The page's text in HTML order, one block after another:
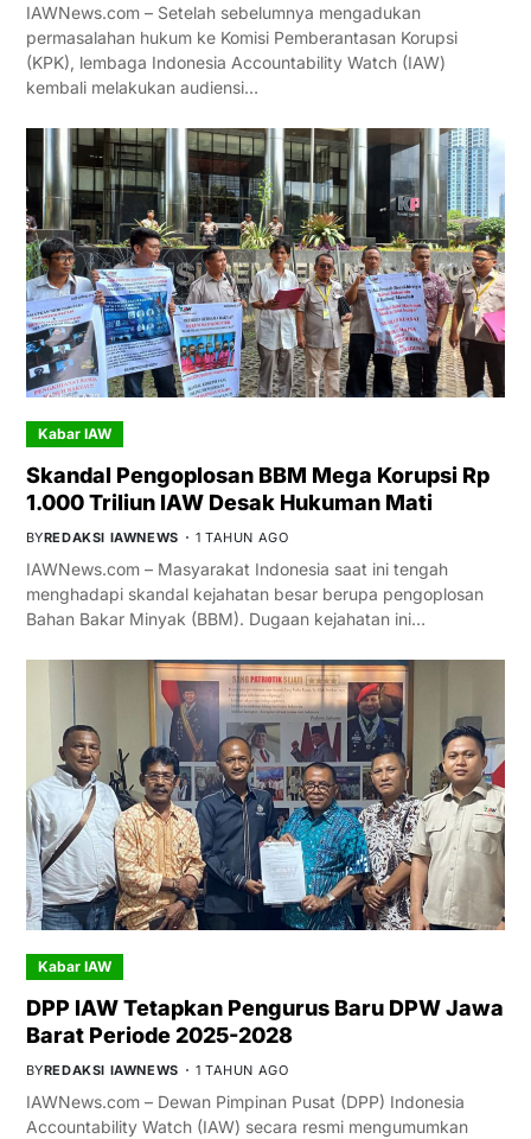
IAWNews.com – Setelah sebelumnya mengadukan
permasalahan hukum ke Komisi Pemberantasan Korupsi
(KPK), lembaga Indonesia Accountability Watch (IAW)
kembali melakukan audiensi…
Kabar IAW
Skandal Pengoplosan BBM Mega Korupsi Rp
1.000 Triliun IAW Desak Hukuman Mati
BYREDAKSI IAWNEWS 1 TAHUN AGO
IAWNews.com – Masyarakat Indonesia saat ini tengah
menghadapi skandal kejahatan besar berupa pengoplosan
Bahan Bakar Minyak (BBM). Dugaan kejahatan ini…
Kabar IAW
DPP IAW Tetapkan Pengurus Baru DPW Jawa
Barat Periode 2025-2028
BYREDAKSI IAWNEWS 1 TAHUN AGO
IAWNews.com – Dewan Pimpinan Pusat (DPP) Indonesia
Accountability Watch (IAW) secara resmi mengumumkan